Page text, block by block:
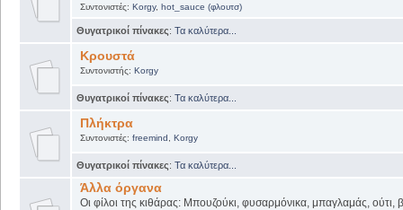
Συντονιστές: Korgy, hot_sauce (φλουτσ)
Θυγατρικοί πίνακες: Τα καλύτερα...
Κρουστά
Συντονιστής: Korgy
Θυγατρικοί πίνακες: Τα καλύτερα...
Πλήκτρα
Συντονιστές: freemind Korgy
Θυγατρικοί πίνακες: Τα καλύτερα...
Άλλα όργανα
Οι φίλοι της κιθάρας: Μπουζούκι, φυσαρμόνικα, μπαγλαμάς, ούτι,